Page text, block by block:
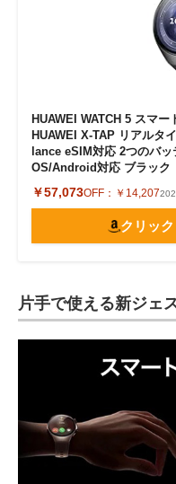
HUAWEI WATCH 5 スマ
HUAWEI X-TAP リアルタ
lance eSIM対応 2つのバ
OS/Android対応 ブラック
￥57,073OFF： ￥14,207
クリッ
片手で使える新ジェ